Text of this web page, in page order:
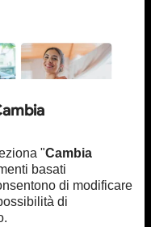
"Cambia
basati
di modificare
di